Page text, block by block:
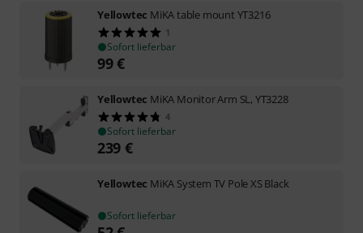
Yellowtec MiKA table mount YT3216
1
Sofort lieferbar
99€
Yellowtec MiKA Monitor Arm SL, YT3228
4
Sofort lieferbar
239 €
Yellowtec MiKA System TV Pole XS Black
Sofort lieferbar